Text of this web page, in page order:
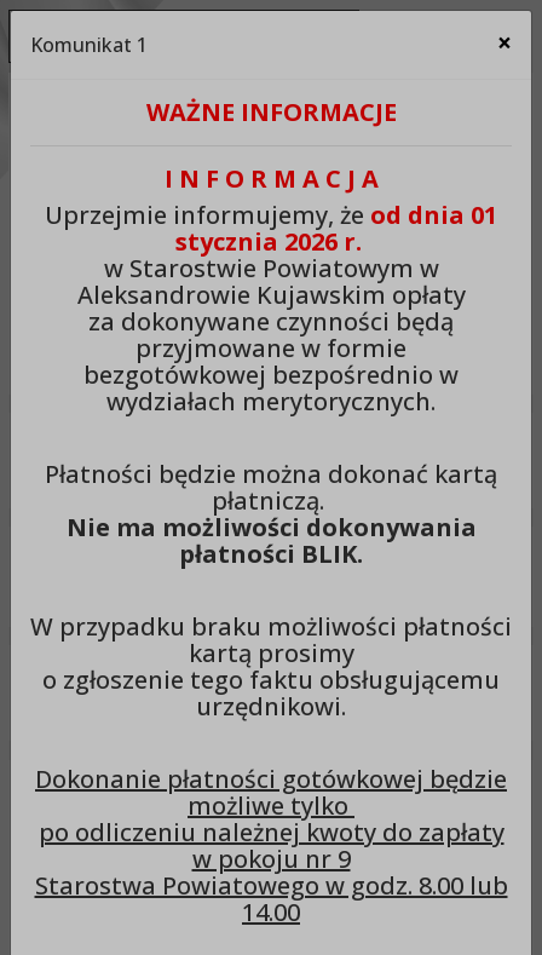
Ukryj panel ułatwień dostępu
A++ Zmień odstęp między literami
Zmień interlinię i margines
Czytaj odnośniki Czytaj tekst
Aleksandrowie Kujawskim
Menu
Wybory Samorządowe 2024
Wybory Samorządowe 2024
Komunikat 1 ×
WAŻNE INFORMACJE
I N F O R M A C J A
Uprzejmie informujemy, że od dnia 01
stycznia 2026 r.
w Starostwie Powiatowym w
Aleksandrowie Kujawskim opłaty
za dokonywane czynności będą
przyjmowane w formie
bezgotówkowej bezpośrednio w
wydziałach merytorycznych.
Płatności będzie można dokonać kartą
płatniczą.
Nie ma możliwości dokonywania
płatności BLIK.
W przypadku braku możliwości płatności
kartą prosimy
o zgłoszenie tego faktu obsługującemu
urzędnikowi.
Dokonanie płatności gotówkowej będzie
możliwe tylko
po odliczeniu należnej kwoty do zapłaty
w pokoju nr 9
Starostwa Powiatowego w godz. 8.00 lub
14.00